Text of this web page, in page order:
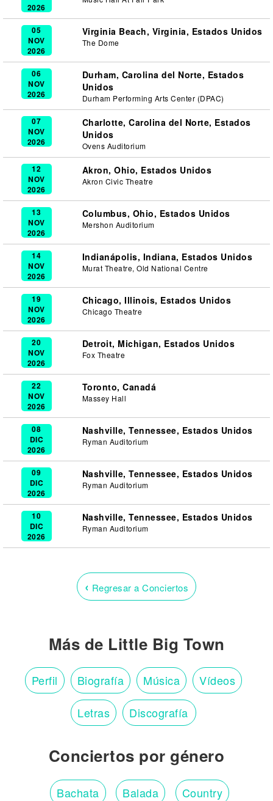
2026
05
NOV
2026
Virginia Beach, Virginia, Estados Unidos
The Dome
06
NOV
2026
Durham, Carolina del Norte, Estados
Unidos
Durham Performing Arts Center (DPAC)
07
NOV
2026
Charlotte, Carolina del Norte, Estados
Unidos
Ovens Auditorium
12
NOV
2026
Akron, Ohio, Estados Unidos
Akron Civic Theatre
13
NOV
2026
Columbus, Ohio, Estados Unidos
Mershon Auditorium
14
NOV
2026
Indianápolis, Indiana, Estados Unidos
Murat Theatre, Old National Centre
19
NOV
2026
Chicago, Illinois, Estados Unidos
Chicago Theatre
20
NOV
2026
Detroit, Michigan, Estados Unidos
Fox Theatre
22
NOV
2026
Toronto, Canadá
Massey Hall
08
DIC
2026
Nashville, Tennessee, Estados Unidos
Ryman Auditorium
09
DIC
2026
Nashville, Tennessee, Estados Unidos
Ryman Auditorium
10
DIC
2026
Nashville, Tennessee, Estados Unidos
Ryman Auditorium
‹ Regresar a Conciertos
Más de Little Big Town
Perfil Biografía Música Vídeos
Letras Discografía
Conciertos por género
Bachata Balada Country